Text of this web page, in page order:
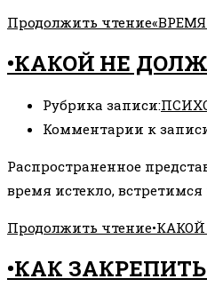
Продолжить чтение
•КАКОЙ НЕ
Рубрика записи:
Комментарии к
Распространенное
время истекло,
Продолжить чтение
•КАК